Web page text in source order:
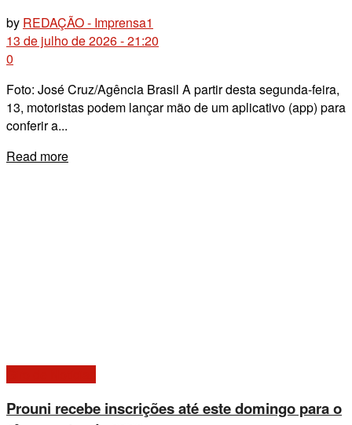
by REDAÇÃO - Imprensa1
13 de julho de 2026 - 21:20
0
Foto: José Cruz/Agência Brasil A partir desta segunda-feira,
13, motoristas podem lançar mão de um aplicativo (app) para
conferir a...
Read moreDetails
Prouni recebe inscrições até este domingo para o